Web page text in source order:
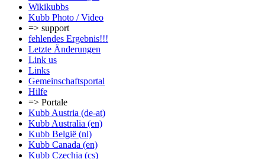
Wikikubbs
Kubb Photo / Video
=> support
fehlendes Ergebnis!!!
Letzte Änderungen
Link us
Links
Gemeinschafts­portal
Hilfe
=> Portale
Kubb Austria (de-at)
Kubb Australia (en)
Kubb België (nl)
Kubb Canada (en)
Kubb Czechia (cs)